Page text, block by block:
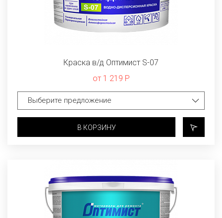
Краска в/д Оптимист S-07
от 1 219 Р
В КОРЗИНУ